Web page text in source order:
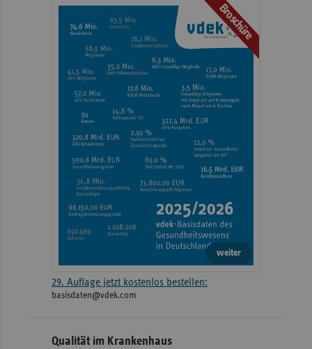
Informationen
Broschüre
weiter
29. Auflage jetzt kostenlos bestellen:
basisdaten@vdek.com
Qualität im Krankenhaus